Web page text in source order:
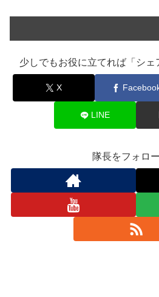
少しでもお役に立てれば「シェ
X
LINE
隊長をフォロ